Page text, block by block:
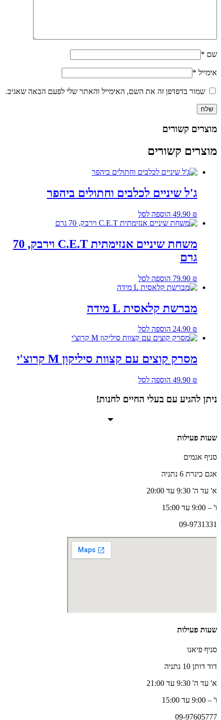
שם *
אימייל *
שמור בדפדפן זה את השם, האימייל והאתר שלי לפעם הבאה שאגיב.
מוצרים קשורים
מוצרים קשורים
ג'ל שיניים לכלבים וחתולים ביהפר
49.90 ₪ הוספה לסל
משחת שיניים אנזימתית C.E.T וירבק, 70
גרם
79.90 ₪ הוספה לסל
מברשת קלאסית L מידה
24.90 ₪ הוספה לסל
מסרק קוצים עם קצוות סיליקון M קרוצ'י
49.90 ₪ הוספה לסל
ניתן להגיע עם בעלי החיים לחנות!
שעות פעילות
סניף אגמים
אגם כינרת 6 נתניה
א' עד ה' 9:30 עד 20:00
ו' – 9:00 עד 15:00
09-9731331
שעות פעילות
סניף פיאנו
דוד דותן 10 נתניה
א' עד ה' 9:30 עד 21:00
ו' – 9:00 עד 15:00
09-97605777